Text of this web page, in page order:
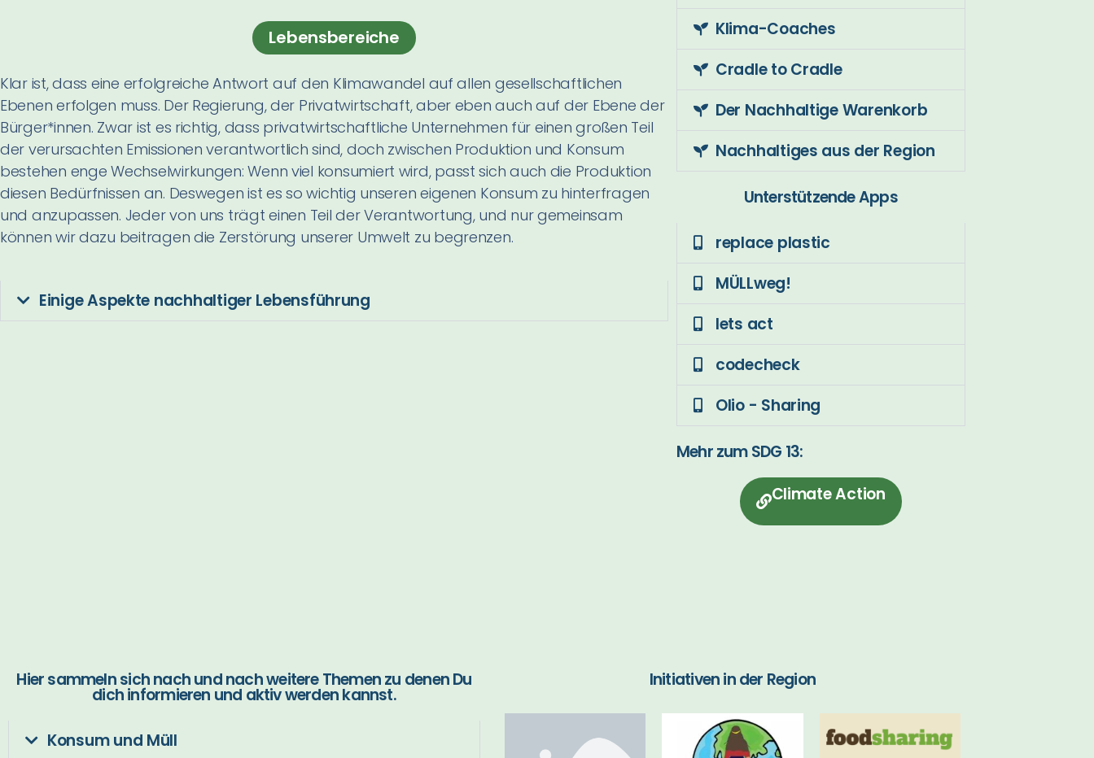
Lebensbereiche
Klar ist, dass eine erfolgreiche Antwort auf den Klimawandel auf allen gesellschaftlichen
Ebenen erfolgen muss. Der Regierung, der Privatwirtschaft, aber eben auch auf der Ebene der
Bürger*innen. Zwar ist es richtig, dass privatwirtschaftliche Unternehmen für einen großen Teil
der verursachten Emissionen verantwortlich sind, doch zwischen Produktion und Konsum
bestehen enge Wechselwirkungen: Wenn viel konsumiert wird, passt sich auch die Produktion
diesen Bedürfnissen an. Deswegen ist es so wichtig unseren eigenen Konsum zu hinterfragen
und anzupassen. Jeder von uns trägt einen Teil der Verantwortung, und nur gemeinsam
können wir dazu beitragen die Zerstörung unserer Umwelt zu begrenzen.
Einige Aspekte nachhaltiger Lebensführung
Klima-Coaches
Cradle to Cradle
Der Nachhaltige Warenkorb
Nachhaltiges aus der Region
Unterstützende Apps
replace plastic
MÜLLweg!
lets act
codecheck
Olio - Sharing
Mehr zum SDG 13:
Climate Action
Hier sammeln sich nach und nach weitere Themen zu denen Du
dich informieren und aktiv werden kannst.
Konsum und Müll​
Initiativen in der Region